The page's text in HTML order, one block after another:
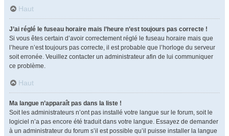
Haut
J’ai réglé le fuseau horaire mais l’heure n’est toujours pas correcte !
Si vous êtes certain d’avoir correctement réglé le fuseau horaire mais que
l’heure n’est toujours pas correcte, il est probable que l’horloge du serveur
soit erronée. Veuillez contacter un administrateur afin de lui communiquer
ce problème.
Haut
Ma langue n’apparaît pas dans la liste !
Soit les administrateurs n’ont pas installé votre langue sur le forum, soit le
logiciel n’a pas encore été traduit dans votre langue. Essayez de demander
à un administrateur du forum s’il est possible qu’il puisse installer la langue